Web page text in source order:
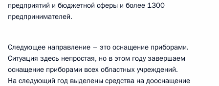
предприятий и бюджетной сферы и более 1300
предпринимателей.
Следующее направление – это оснащение приборами.
Ситуация здесь непростая, но в этом году завершаем
оснащение приборами всех областных учреждений.
На следующий год выделены средства на дооснащение